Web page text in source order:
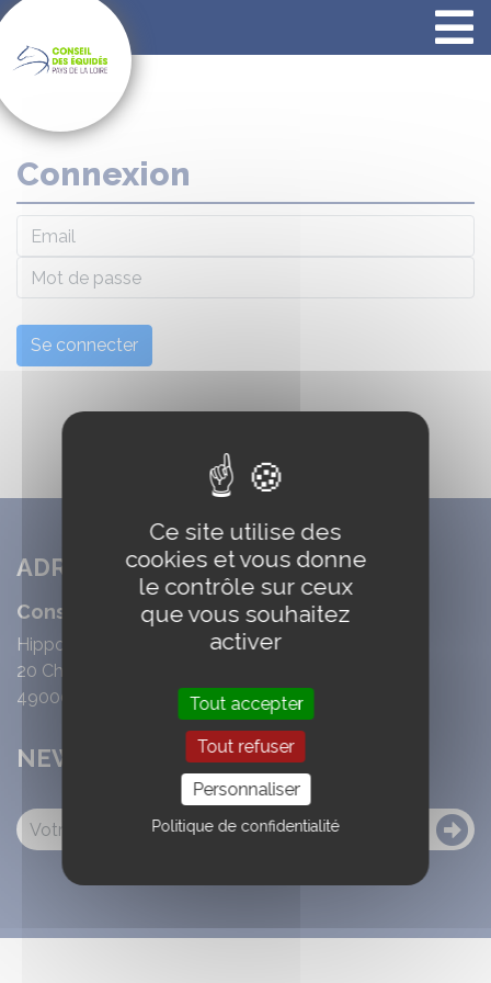
Connexion
Email
Mot de passe
Se connecter
ADRESSE
Conseil des équidés Pays de Loire
Hippodrome d'Eventard
20 Chemin de la Chabolais
49000 ECOUFLANT
NEWSLETTER
Panneau de gestion des cookies
Ce site utilise des
cookies et vous donne
le contrôle sur ceux
que vous souhaitez
activer
Tout accepter
Tout refuser
Personnaliser
Politique de confidentialité